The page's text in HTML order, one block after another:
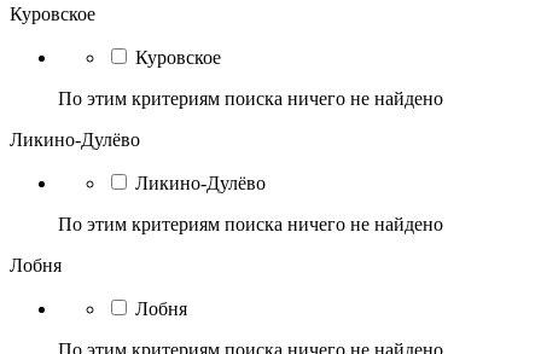
Куровское
Куровское
По этим критериям поиска ничего не найдено
Ликино-Дулёво
Ликино-Дулёво
По этим критериям поиска ничего не найдено
Лобня
Лобня
По этим критериям поиска ничего не найдено